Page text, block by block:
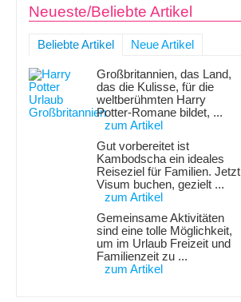
Neueste/Beliebte Artikel
Beliebte Artikel Neue Artikel
Großbritannien, das Land,
das die Kulisse, für die
weltberühmten Harry
Potter-Romane bildet, ...
zum Artikel
Gut vorbereitet ist
Kambodscha ein ideales
Reiseziel für Familien. Jetzt
Visum buchen, gezielt ...
zum Artikel
Gemeinsame Aktivitäten
sind eine tolle Möglichkeit,
um im Urlaub Freizeit und
Familienzeit zu ...
zum Artikel